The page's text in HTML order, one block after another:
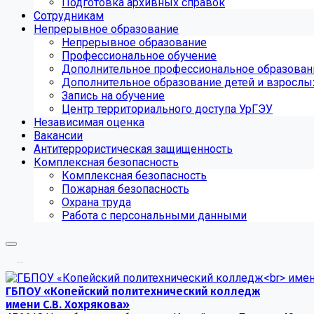
Сотрудникам
Непрерывное образование
Непрерывное образование
Профессиональное обучение
Дополнительное профессиональное
Дополнительное образование детей и
Запись на обучение
Центр территориального доступа УрГЭУ
Независимая оценка
Вакансии
Антитеррористическая защищенность
Комплексная безопасность
Комплексная безопасность
Пожарная безопасность
Охрана труда
Работа с персональными данными
...
ГБПОУ «Копейский политехнический колледж
имени С.В. Хохрякова»